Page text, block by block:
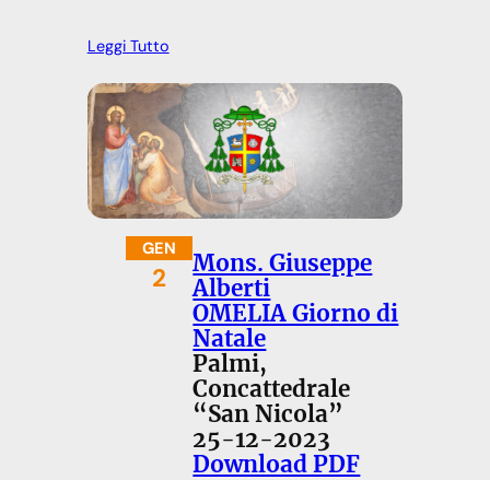
Leggi Tutto
GEN
2
Mons. Giuseppe
Alberti
OMELIA Giorno di
Natale
Palmi,
Concattedrale
“San Nicola”
25-12-2023
Download PDF